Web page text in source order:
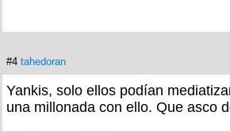
#4 tahedoran
Yankis, solo ellos podían
una millonada con ello. Que asco